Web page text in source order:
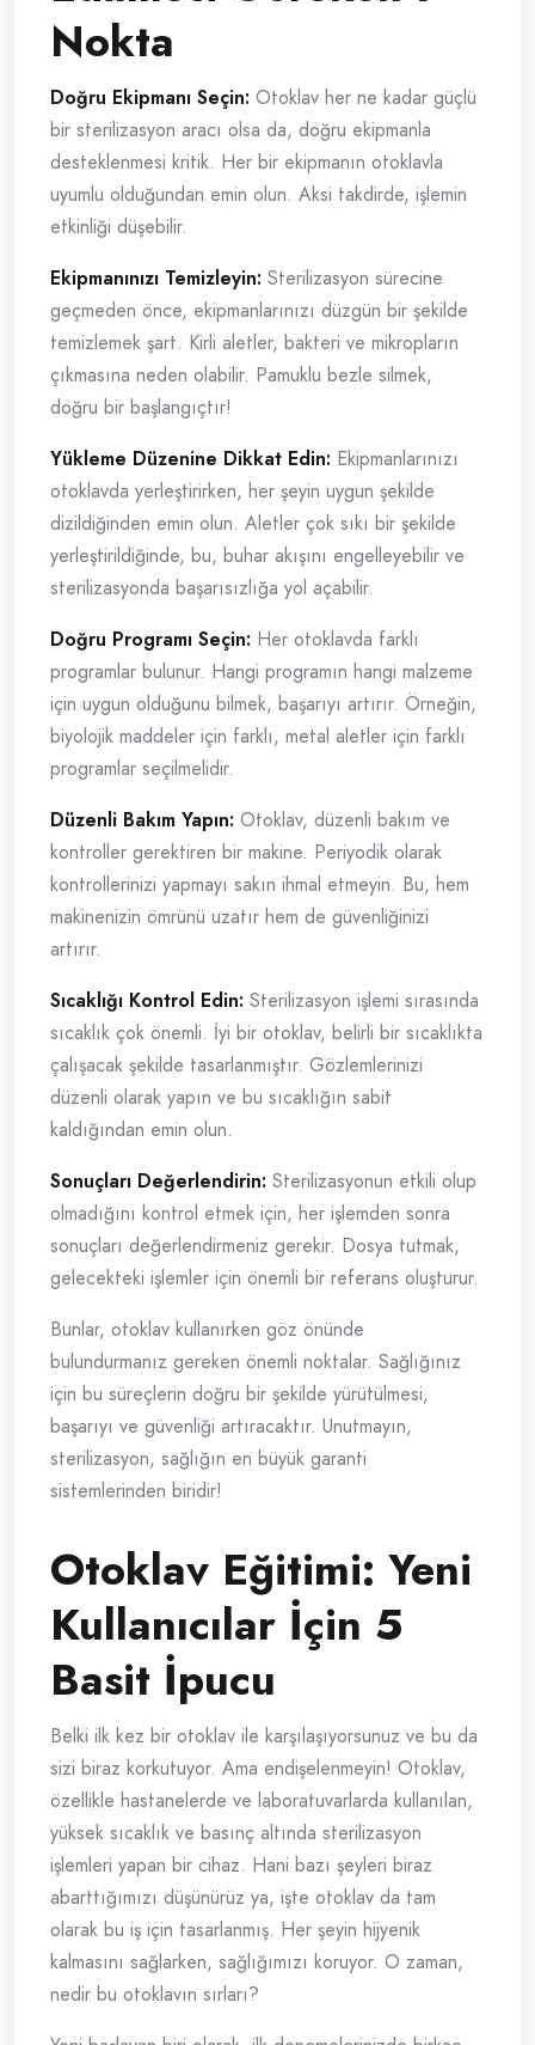
Nokta
Doğru Ekipmanı Seçin: Otoklav her ne kadar güçlü
bir sterilizasyon aracı olsa da, doğru ekipmanla
desteklenmesi kritik. Her bir ekipmanın otoklavla
uyumlu olduğundan emin olun. Aksi takdirde, işlemin
etkinliği düşebilir.
Ekipmanınızı Temizleyin: Sterilizasyon sürecine
geçmeden önce, ekipmanlarınızı düzgün bir şekilde
temizlemek şart. Kirli aletler, bakteri ve mikropların
çıkmasına neden olabilir. Pamuklu bezle silmek,
doğru bir başlangıçtır!
Yükleme Düzenine Dikkat Edin: Ekipmanlarınızı
otoklavda yerleştirirken, her şeyin uygun şekilde
dizildiğinden emin olun. Aletler çok sıkı bir şekilde
yerleştirildiğinde, bu, buhar akışını engelleyebilir ve
sterilizasyonda başarısızlığa yol açabilir.
Doğru Programı Seçin: Her otoklavda farklı
programlar bulunur. Hangi programın hangi malzeme
için uygun olduğunu bilmek, başarıyı artırır. Örneğin,
biyolojik maddeler için farklı, metal aletler için farklı
programlar seçilmelidir.
Düzenli Bakım Yapın: Otoklav, düzenli bakım ve
kontroller gerektiren bir makine. Periyodik olarak
kontrollerinizi yapmayı sakın ihmal etmeyin. Bu, hem
makinenizin ömrünü uzatır hem de güvenliğinizi
artırır.
Sıcaklığı Kontrol Edin: Sterilizasyon işlemi sırasında
sıcaklık çok önemli. İyi bir otoklav, belirli bir sıcaklıkta
çalışacak şekilde tasarlanmıştır. Gözlemlerinizi
düzenli olarak yapın ve bu sıcaklığın sabit
kaldığından emin olun.
Sonuçları Değerlendirin: Sterilizasyonun etkili olup
olmadığını kontrol etmek için, her işlemden sonra
sonuçları değerlendirmeniz gerekir. Dosya tutmak,
gelecekteki işlemler için önemli bir referans oluşturur.
Bunlar, otoklav kullanırken göz önünde
bulundurmanız gereken önemli noktalar. Sağlığınız
için bu süreçlerin doğru bir şekilde yürütülmesi,
başarıyı ve güvenliği artıracaktır. Unutmayın,
sterilizasyon, sağlığın en büyük garanti
sistemlerinden biridir!
Otoklav Eğitimi: Yeni
Kullanıcılar İçin 5
Basit İpucu
Belki ilk kez bir otoklav ile karşılaşıyorsunuz ve bu da
sizi biraz korkutuyor. Ama endişelenmeyin! Otoklav,
özellikle hastanelerde ve laboratuvarlarda kullanılan,
yüksek sıcaklık ve basınç altında sterilizasyon
işlemleri yapan bir cihaz. Hani bazı şeyleri biraz
abarttığımızı düşünürüz ya, işte otoklav da tam
olarak bu iş için tasarlanmış. Her şeyin hijyenik
kalmasını sağlarken, sağlığımızı koruyor. O zaman,
nedir bu otoklavın sırları?